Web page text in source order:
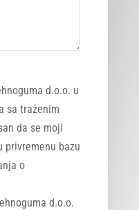
d.o.o. u
sa traženim
da se moji
privremenu bazu
o
d.o.o.